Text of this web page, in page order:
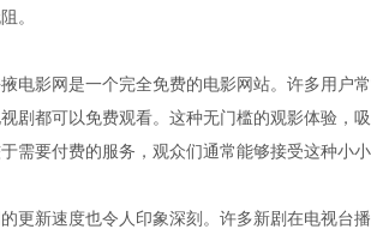
。
电影网是一个完全免费的电影网站。许多用户
剧都可以免费观看。这种无门槛的观影体验，
需要付费的服务，观众们通常能够接受这种小小
更新速度也令人印象深刻。许多新剧在电视台